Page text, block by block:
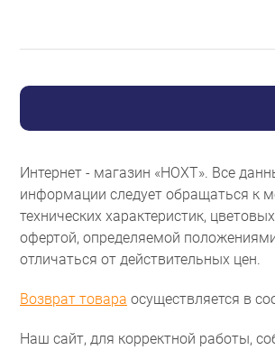
Интернет - магазин «НОХТ». Все
информации следует обращаться к
технических характеристик,
офертой, определяемой
отличаться от действительных цен.
Возврат товара осуществляется в
Наш сайт, для корректной работы,